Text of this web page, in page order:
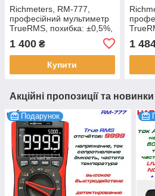
Richmeters, RM-777,
професійний мультиметр
TrueRMS, похибка: ±0,5%,
1000В/750В, опір:
1 400 ₴
Купити
1
Акційні пропозиції та новинки
Подарунок